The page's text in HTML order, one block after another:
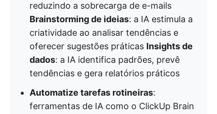
reduzindo a sobrecarga de e-mails
Brainstorming de ideias: a IA estimula a
criatividade ao analisar tendências e
oferecer sugestões práticas Insights de
dados: a IA identifica padrões, prevê
tendências e gera relatórios práticos
Automatize tarefas rotineiras:
ferramentas de IA como o ClickUp Brain